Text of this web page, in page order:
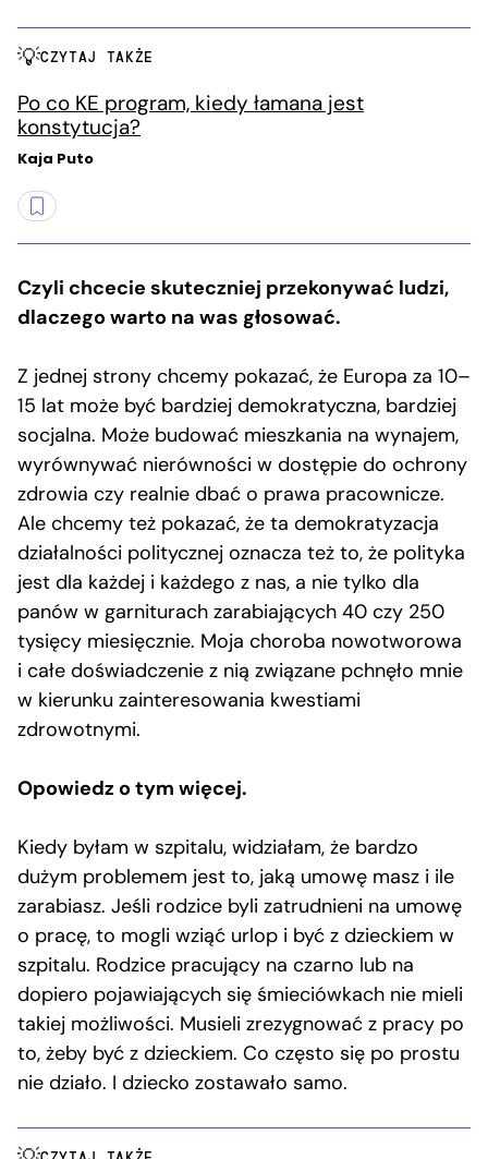
CZYTAJ TAKŻE
Po co KE program, kiedy łamana jest
konstytucja?
Kaja Puto
Czyli chcecie skuteczniej przekonywać ludzi,
dlaczego warto na was głosować.
Z jednej strony chcemy pokazać, że Europa za 10–
15 lat może być bardziej demokratyczna, bardziej
socjalna. Może budować mieszkania na wynajem,
wyrównywać nierówności w dostępie do ochrony
zdrowia czy realnie dbać o prawa pracownicze.
Ale chcemy też pokazać, że ta demokratyzacja
działalności politycznej oznacza też to, że polityka
jest dla każdej i każdego z nas, a nie tylko dla
panów w garniturach zarabiających 40 czy 250
tysięcy miesięcznie. Moja choroba nowotworowa
i całe doświadczenie z nią związane pchnęło mnie
w kierunku zainteresowania kwestiami
zdrowotnymi.
Opowiedz o tym więcej.
Kiedy byłam w szpitalu, widziałam, że bardzo
dużym problemem jest to, jaką umowę masz i ile
zarabiasz. Jeśli rodzice byli zatrudnieni na umowę
o pracę, to mogli wziąć urlop i być z dzieckiem w
szpitalu. Rodzice pracujący na czarno lub na
dopiero pojawiających się śmieciówkach nie mieli
takiej możliwości. Musieli zrezygnować z pracy po
to, żeby być z dzieckiem. Co często się po prostu
nie działo. I dziecko zostawało samo.